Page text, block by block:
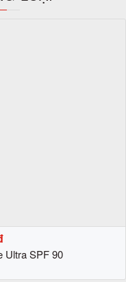
Ultra SPF 90